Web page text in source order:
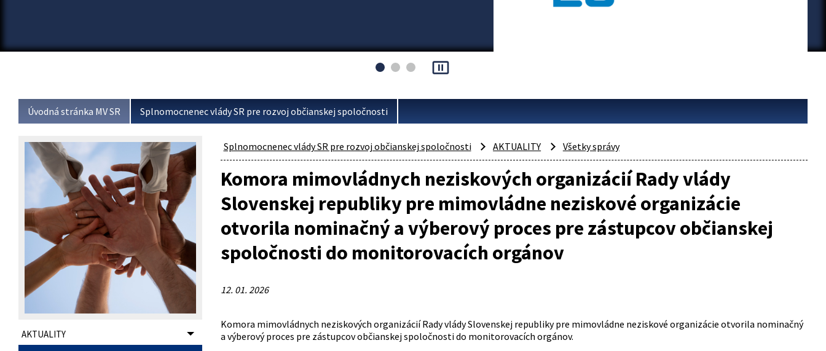
pause_presentation
Úvodná stránka MV SR Splnomocnenec vlády SR pre rozvoj občianskej spoločnosti
AKTUALITY
Splnomocnenec vlády SR pre rozvoj občianskej spoločnosti AKTUALITY Všetky správy
Komora mimovládnych neziskových organizácií Rady vlády
Slovenskej republiky pre mimovládne neziskové organizácie
otvorila nominačný a výberový proces pre zástupcov občianskej
spoločnosti do monitorovacích orgánov
12. 01. 2026
Komora mimovládnych neziskových organizácií Rady vlády Slovenskej republiky pre mimovládne neziskové organizácie otvorila nominačný
a výberový proces pre zástupcov občianskej spoločnosti do monitorovacích orgánov.